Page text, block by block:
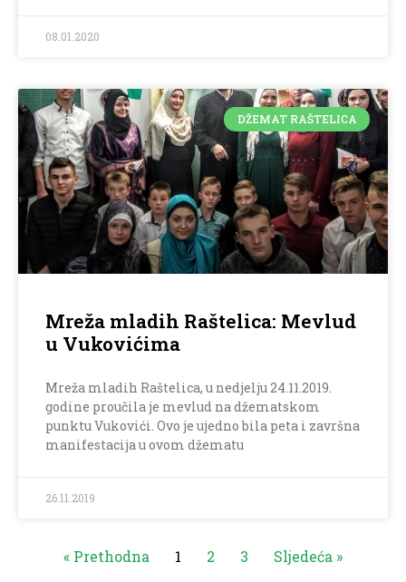
08.01.2020
DŽEMAT RAŠTELICA
Mreža mladih Raštelica: Mevlud
u Vukovićima
Mreža mladih Raštelica, u nedjelju 24.11.2019.
godine proučila je mevlud na džematskom
punktu Vukovići. Ovo je ujedno bila peta i završna
manifestacija u ovom džematu
26.11.2019
« Prethodna 1 2 3 Sljedeća »